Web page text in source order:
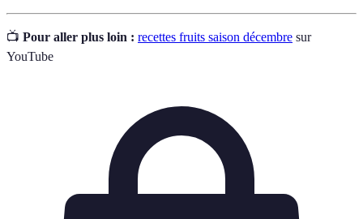
📺 Pour aller plus loin : recettes fruits saison décembre sur
YouTube